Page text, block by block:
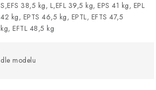
S,EFS 38,5 kg, L,EFL 39,5 kg, EPS 41 kg, EPL
42 kg, EPTS 46,5 kg, EPTL, EFTS 47,5
kg, EFTL 48,5 kg
dle modelu